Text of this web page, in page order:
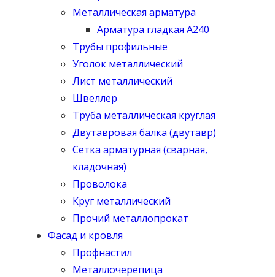
Металлическая арматура
Арматура гладкая А240
Трубы профильные
Уголок металлический
Лист металлический
Швеллер
Труба металлическая круглая
Двутавровая балка (двутавр)
Сетка арматурная (сварная,
кладочная)
Проволока
Круг металлический
Прочий металлопрокат
Фасад и кровля
Профнастил
Металлочерепица